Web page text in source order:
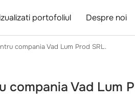
portofoliul Despre noi
compania Vad Lum Prod SRL.
compania Vad Lum